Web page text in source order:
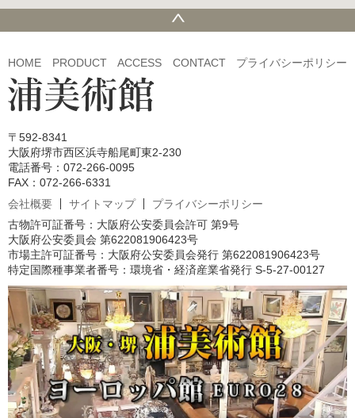
HOME PRODUCT ACCESS CONTACT プライバシーポリシー
〒592-8341
大阪府堺市西区浜寺船尾町東2-230
電話番号：072-266-0095
FAX：072-266-6331
会社概要
サイトマップ
プライバシーポリシー
古物許可証番号：大阪府公安委員会許可 第9号
大阪府公安委員会 第622081906423号
市場主許可証番号：大阪府公安委員会発行 第622081906423号
特定国際種事業者番号：環境省・経済産業省発行 S-5-27-00127